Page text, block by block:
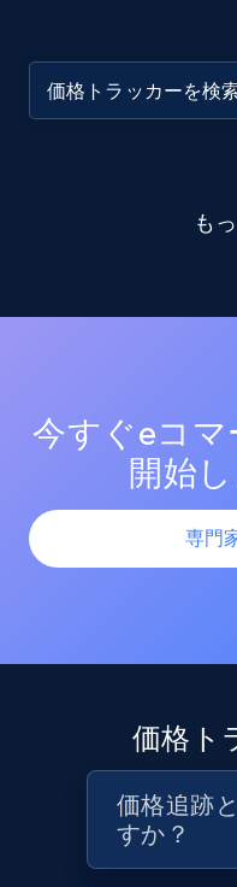
も
今すぐeコマ
開始
専門
価格ト
価格追跡
すか？